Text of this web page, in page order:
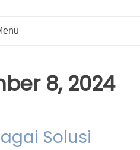
8, 2024
Solusi